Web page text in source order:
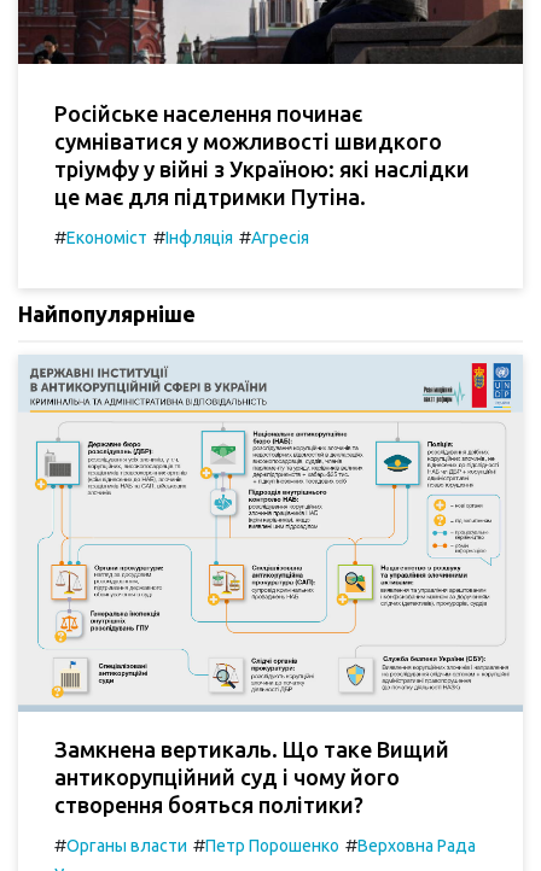
Російське населення починає
сумніватися у можливості швидкого
тріумфу у війні з Україною: які наслідки
це має для підтримки Путіна.
#Економіст #Інфляція #Агресія
Найпопулярніше
Замкнена вертикаль. Що таке Вищий
антикорупційний суд і чому його
створення бояться політики?
#Органы власти #Петр Порошенко #Верховна Рада